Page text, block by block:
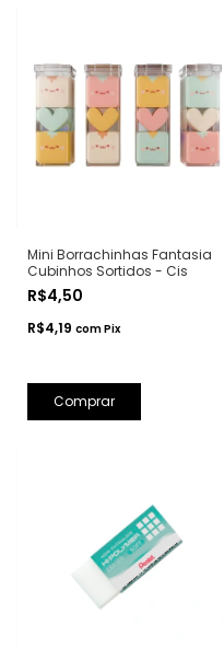
Mini Borrachinhas Fantasia
Cubinhos Sortidos - Cis
R$4,50
R$4,19 comPix
Comprar